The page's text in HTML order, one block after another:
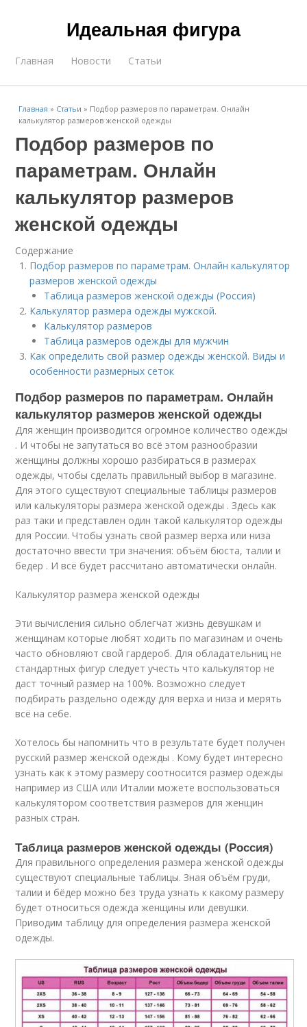
Идеальная фигура
Главная Новости Статьи
Главная » Статьи » Подбор размеров по параметрам. Онлайн
калькулятор размеров женской одежды
Подбор размеров по
параметрам. Онлайн
калькулятор размеров
женской одежды
Содержание
Подбор размеров по параметрам. Онлайн калькулятор
размеров женской одежды
Таблица размеров женской одежды (Россия)
Калькулятор размера одежды мужской.
Калькулятор размеров
Таблица размеров одежды для мужчин
Как определить свой размер одежды женской. Виды и
особенности размерных сеток
Подбор размеров по параметрам. Онлайн
калькулятор размеров женской одежды
Для женщин производится огромное количество одежды
. И чтобы не запутаться во всё этом разнообразии
женщины должны хорошо разбираться в размерах
одежды, чтобы сделать правильный выбор в магазине.
Для этого существуют специальные таблицы размеров
или калькуляторы размера женской одежды . Здесь как
раз таки и представлен один такой калькулятор одежды
для России. Чтобы узнать свой размер верха или низа
достаточно ввести три значения: объём бюста, талии и
бедер . И всё будет рассчитано автоматически онлайн.
Калькулятор размера женской одежды
Эти вычисления сильно облегчат жизнь девушкам и
женщинам которые любят ходить по магазинам и очень
часто обновляют свой гардероб. Для обладательниц не
стандартных фигур следует учесть что калькулятор не
даст точный размер на 100%. Возможно следует
подбирать раздельно одежду для верха и низа и мерять
всё на себе.
Хотелось бы напомнить что в результате будет получен
русский размер женской одежды . Кому будет интересно
узнать как к этому размеру соотносится размер одежды
например из США или Италии можете воспользоваться
калькулятором соответствия размеров для женщин
разных стран.
Таблица размеров женской одежды (Россия)
Для правильного определения размера женской одежды
существуют специальные таблицы. Зная объём груди,
талии и бёдер можно без труда узнать к какому размеру
будет относиться одежда женщины или девушки.
Приводим таблицу для определения размера женской
одежды.